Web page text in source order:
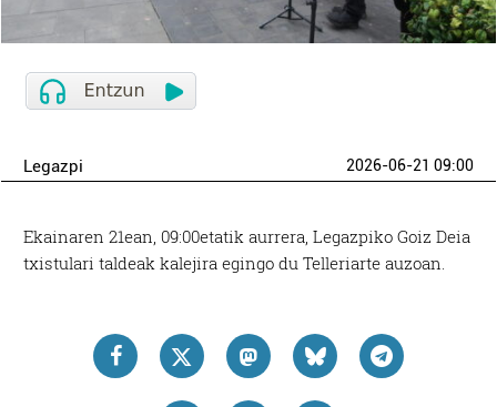
Legazpi 2026-06-21 09:00
Ekainaren 21ean, 09:00etatik aurrera, Legazpiko Goiz Deia
txistulari taldeak kalejira egingo du Telleriarte auzoan.